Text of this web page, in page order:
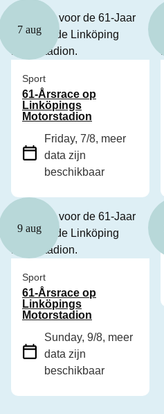
7 aug
Sport
61-Årsrace op
Linköpings
Motorstadion
Friday, 7/8, meer
data zijn
beschikbaar
9 aug
Sport
61-Årsrace op
Linköpings
Motorstadion
Sunday, 9/8, meer
data zijn
beschikbaar